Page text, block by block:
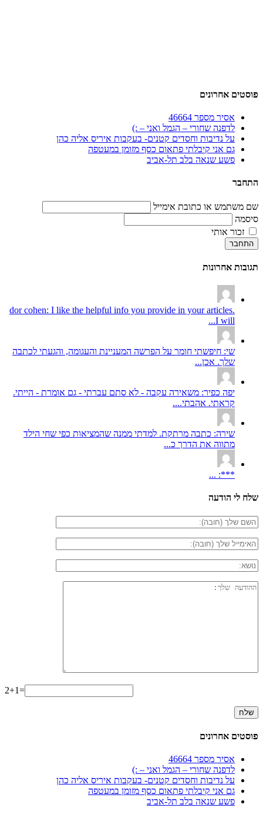
פוסטים אחרונים
אסיר מספר 46664
לדפנה שחורי – הגמל ואני – :)
על נדיבות וחסדים קטנים- בעקבות איריס אליה כהן
גם אני קיבלתי פתאום כסף מזומן במעטפה
פשע שנאה בלב תל-אביב
התחבר
שם משתמש או כתובת אימייל
סיסמה
זכור אותי
התחבר
תגובות אחרונות
dor cohen: I like the helpful info you provide in your articles.
I will...
שי: חיפשתי חומר על הפרשה המעניינת והעגומה, והגעתי לכתבה
שלך. אכן...
יפה כפיר: משאירה עקבה - לא סתם עברתי - גם אומרת - הייתי.
קראתי. אהבתי....
שירה: כתבה מרתקת. למדתי ממנה שהמציאות כפי שחי הילד
מתווה את הדרך כ...
***: ...
שלח לי הודעה
2+1=
פוסטים אחרונים
אסיר מספר 46664
לדפנה שחורי – הגמל ואני – :)
על נדיבות וחסדים קטנים- בעקבות איריס אליה כהן
גם אני קיבלתי פתאום כסף מזומן במעטפה
פשע שנאה בלב תל-אביב